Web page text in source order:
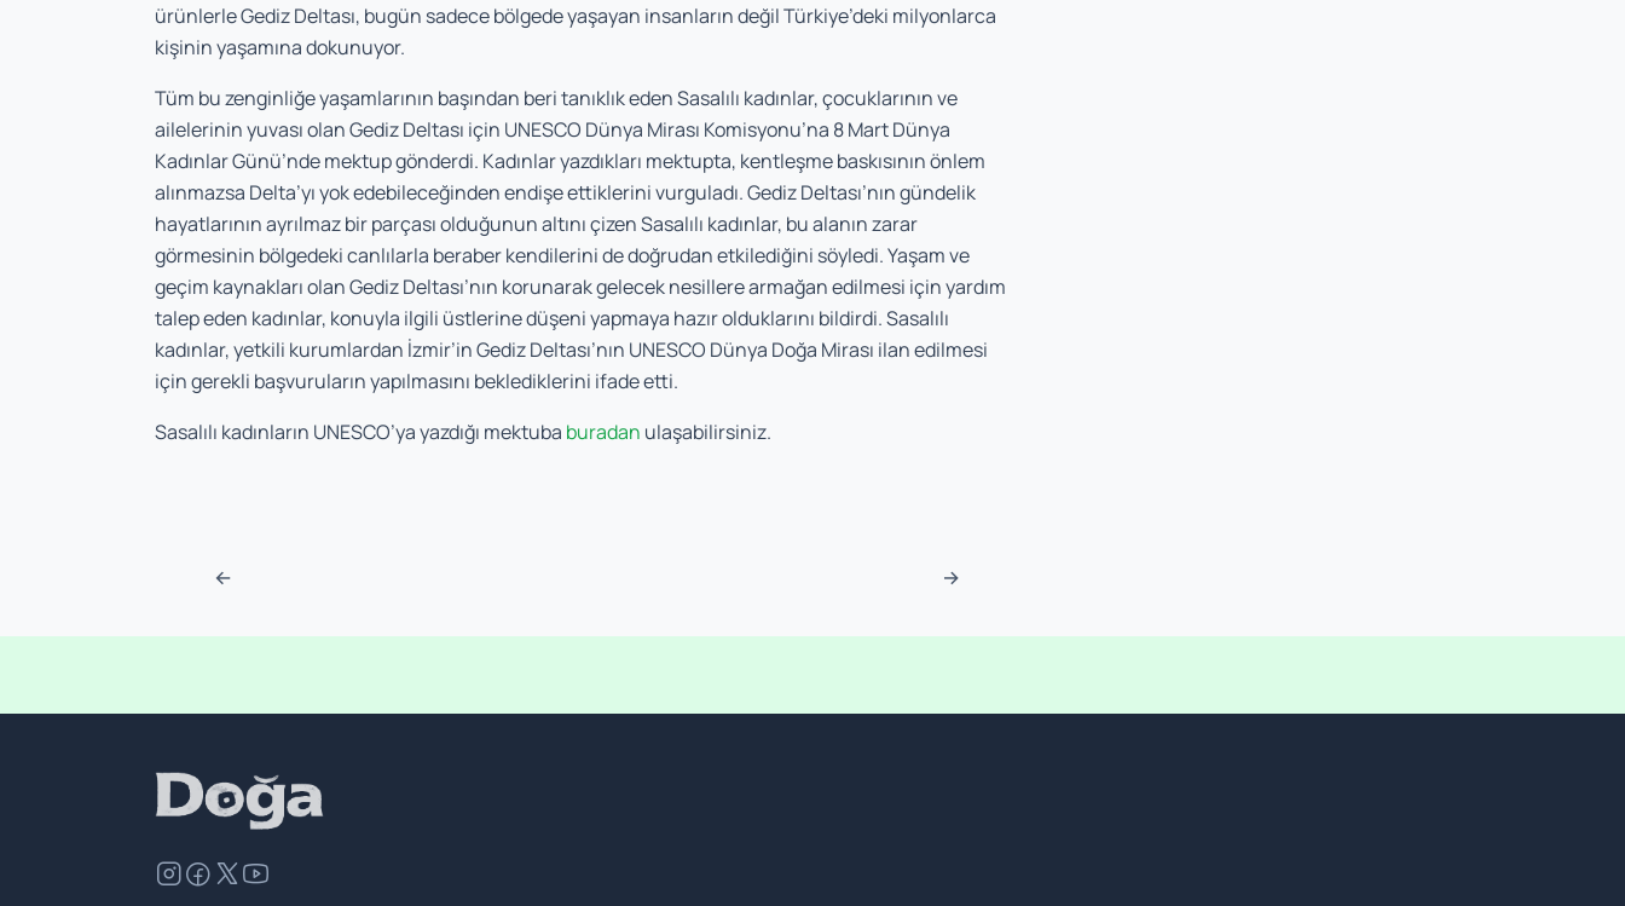
ürünlerle Gediz Deltası, bugün sadece bölgede yaşayan insanların değil Türkiye’deki milyonlarca
kişinin yaşamına dokunuyor.
Tüm bu zenginliğe yaşamlarının başından beri tanıklık eden Sasalılı kadınlar, çocuklarının ve
ailelerinin yuvası olan Gediz Deltası için UNESCO Dünya Mirası Komisyonu’na 8 Mart Dünya
Kadınlar Günü’nde mektup gönderdi. Kadınlar yazdıkları mektupta, kentleşme baskısının önlem
alınmazsa Delta’yı yok edebileceğinden endişe ettiklerini vurguladı. Gediz Deltası’nın gündelik
hayatlarının ayrılmaz bir parçası olduğunun altını çizen Sasalılı kadınlar, bu alanın zarar
görmesinin bölgedeki canlılarla beraber kendilerini de doğrudan etkilediğini söyledi. Yaşam ve
geçim kaynakları olan Gediz Deltası’nın korunarak gelecek nesillere armağan edilmesi için yardım
talep eden kadınlar, konuyla ilgili üstlerine düşeni yapmaya hazır olduklarını bildirdi. Sasalılı
kadınlar, yetkili kurumlardan İzmir’in Gediz Deltası’nın UNESCO Dünya Doğa Mirası ilan edilmesi
için gerekli başvuruların yapılmasını beklediklerini ifade etti.
Sasalılı kadınların UNESCO’ya yazdığı mektuba buradan ulaşabilirsiniz.
Post navigation
← →